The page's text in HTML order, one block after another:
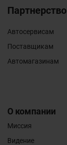
Партнерство
Автосервисам
Поставщикам
Автомагазинам
О компании
Миссия
Видение